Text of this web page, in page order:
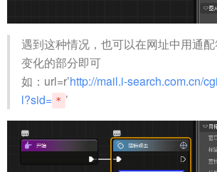
遇到这种情况，也可以在网址中用通
变化的部分即可
如：url=r’http://mail.i-search.com.cn/
l?sid= * ’